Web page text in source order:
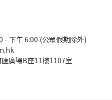
- 下午 6:00 (公眾假期除外)
廣場B座11樓1107室